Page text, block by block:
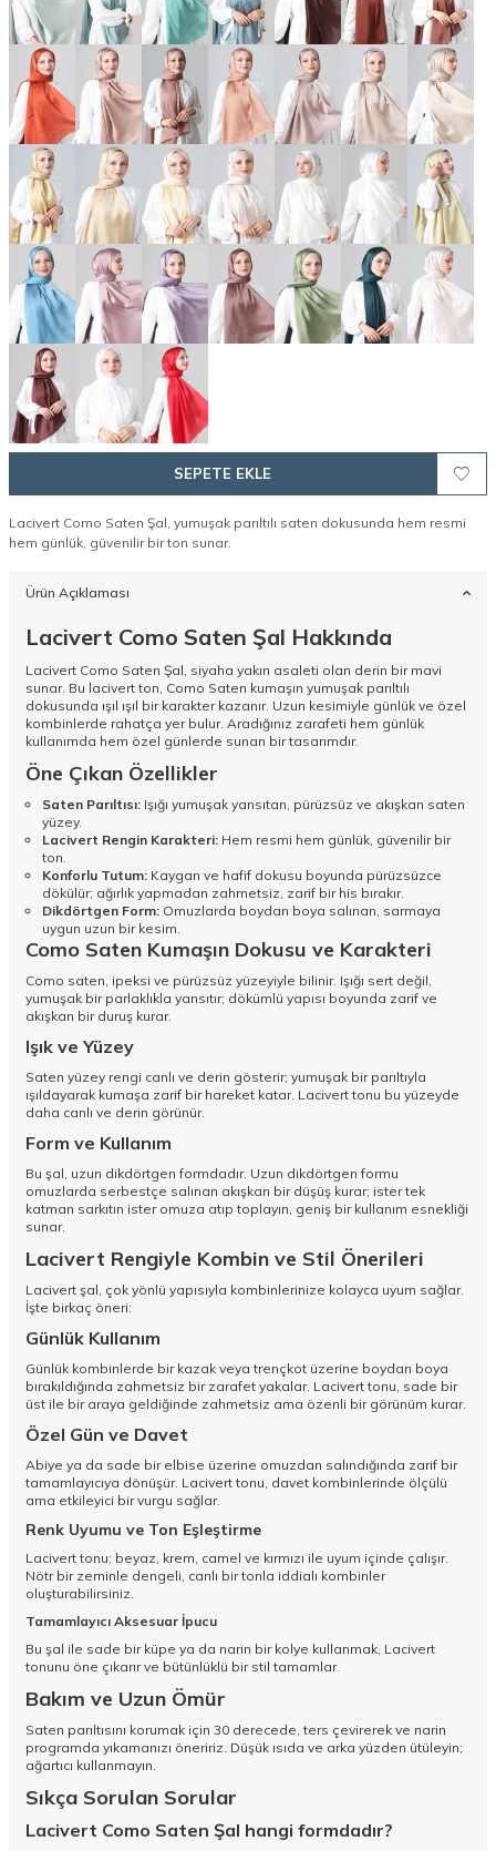
SEPETE EKLE
Lacivert Como Saten Şal, yumuşak parıltılı saten dokusunda hem resmi
hem günlük, güvenilir bir ton sunar.
Ürün Açıklaması
Lacivert Como Saten Şal Hakkında
Lacivert Como Saten Şal, siyaha yakın asaleti olan derin bir mavi
sunar. Bu lacivert ton, Como Saten kumaşın yumuşak parıltılı
dokusunda ışıl ışıl bir karakter kazanır. Uzun kesimiyle günlük ve özel
kombinlerde rahatça yer bulur. Aradığınız zarafeti hem günlük
kullanımda hem özel günlerde sunan bir tasarımdır.
Öne Çıkan Özellikler
Saten Parıltısı: Işığı yumuşak yansıtan, pürüzsüz ve akışkan saten
yüzey.
Lacivert Rengin Karakteri: Hem resmi hem günlük, güvenilir bir
ton.
Konforlu Tutum: Kaygan ve hafif dokusu boyunda pürüzsüzce
dökülür; ağırlık yapmadan zahmetsiz, zarif bir his bırakır.
Dikdörtgen Form: Omuzlarda boydan boya salınan, sarmaya
uygun uzun bir kesim.
Como Saten Kumaşın Dokusu ve Karakteri
Como saten, ipeksi ve pürüzsüz yüzeyiyle bilinir. Işığı sert değil,
yumuşak bir parlaklıkla yansıtır; dökümlü yapısı boyunda zarif ve
akışkan bir duruş kurar.
Işık ve Yüzey
Saten yüzey rengi canlı ve derin gösterir; yumuşak bir parıltıyla
ışıldayarak kumaşa zarif bir hareket katar. Lacivert tonu bu yüzeyde
daha canlı ve derin görünür.
Form ve Kullanım
Bu şal, uzun dikdörtgen formdadır. Uzun dikdörtgen formu
omuzlarda serbestçe salınan akışkan bir düşüş kurar; ister tek
katman sarkıtın ister omuza atıp toplayın, geniş bir kullanım esnekliği
sunar.
Lacivert Rengiyle Kombin ve Stil Önerileri
Lacivert şal, çok yönlü yapısıyla kombinlerinize kolayca uyum sağlar.
İşte birkaç öneri:
Günlük Kullanım
Günlük kombinlerde bir kazak veya trençkot üzerine boydan boya
bırakıldığında zahmetsiz bir zarafet yakalar. Lacivert tonu, sade bir
üst ile bir araya geldiğinde zahmetsiz ama özenli bir görünüm kurar.
Özel Gün ve Davet
Abiye ya da sade bir elbise üzerine omuzdan salındığında zarif bir
tamamlayıcıya dönüşür. Lacivert tonu, davet kombinlerinde ölçülü
ama etkileyici bir vurgu sağlar.
Renk Uyumu ve Ton Eşleştirme
Lacivert tonu; beyaz, krem, camel ve kırmızı ile uyum içinde çalışır.
Nötr bir zeminle dengeli, canlı bir tonla iddialı kombinler
oluşturabilirsiniz.
Tamamlayıcı Aksesuar İpucu
Bu şal ile sade bir küpe ya da narin bir kolye kullanmak, Lacivert
tonunu öne çıkarır ve bütünlüklü bir stil tamamlar.
Bakım ve Uzun Ömür
Saten parıltısını korumak için 30 derecede, ters çevirerek ve narin
programda yıkamanızı öneririz. Düşük ısıda ve arka yüzden ütüleyin;
ağartıcı kullanmayın.
Sıkça Sorulan Sorular
Lacivert Como Saten Şal hangi formdadır?